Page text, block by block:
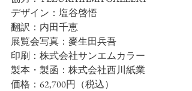
デザイン：塩谷啓悟
翻訳：内田千恵
展覧会写真：麥生田兵吾
印刷：株式会社サンエムカラー
製本・製函：株式会社西川紙業
価格：62,700円（税込）